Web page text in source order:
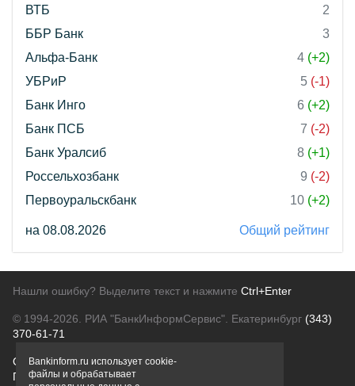
ВТБ
2
ББР Банк
3
Альфа-Банк
4 (+2)
УБРиР
5 (-1)
Банк Инго
6 (+2)
Банк ПСБ
7 (-2)
Банк Уралсиб
8 (+1)
Россельхозбанк
9 (-2)
Первоуральскбанк
10 (+2)
на 08.08.2026 Общий рейтинг
Нашли ошибку? Выделите текст и нажмите Ctrl+Enter
© 1994-2026. РИА "БанкИнформСервис". Екатеринбург (343)
370-61-71
О проектеПолитика конфиденциальности
Правовая информацияДля рекламодателей
Bankinform.ru использует cookie-
файлы и обрабатывает